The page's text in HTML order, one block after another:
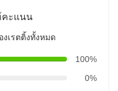
คะแนน
เรตติ้งทั้งหมด
100%
0%